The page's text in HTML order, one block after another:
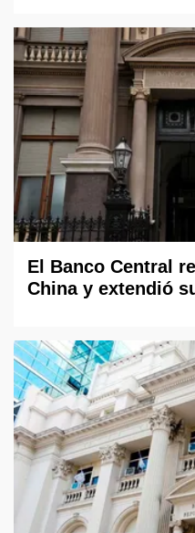
El Banco Central
China y extendió